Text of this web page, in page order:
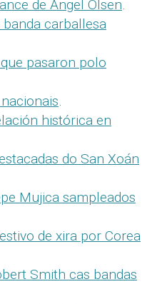
de Angel Olsen.
carballesa
pasaron polo
.
histórica en
do San Xoán
Mujica sampleados
de xira por Corea
Smith cas bandas